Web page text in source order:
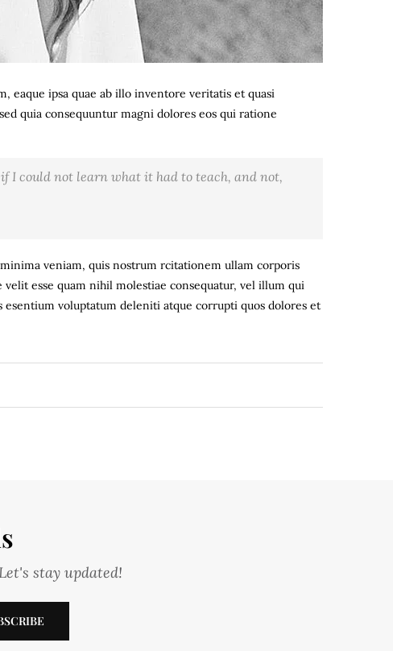
eaque ipsa quae ab illo inventore veritatis et quasi
quia consequuntur magni dolores eos qui ratione
I could not learn what it had to teach, and not,
veniam, quis nostrum rcitationem ullam corporis
esse quam nihil molestiae consequatur, vel illum qui
esentium voluptatum deleniti atque corrupti quos dolores et
stay updated!